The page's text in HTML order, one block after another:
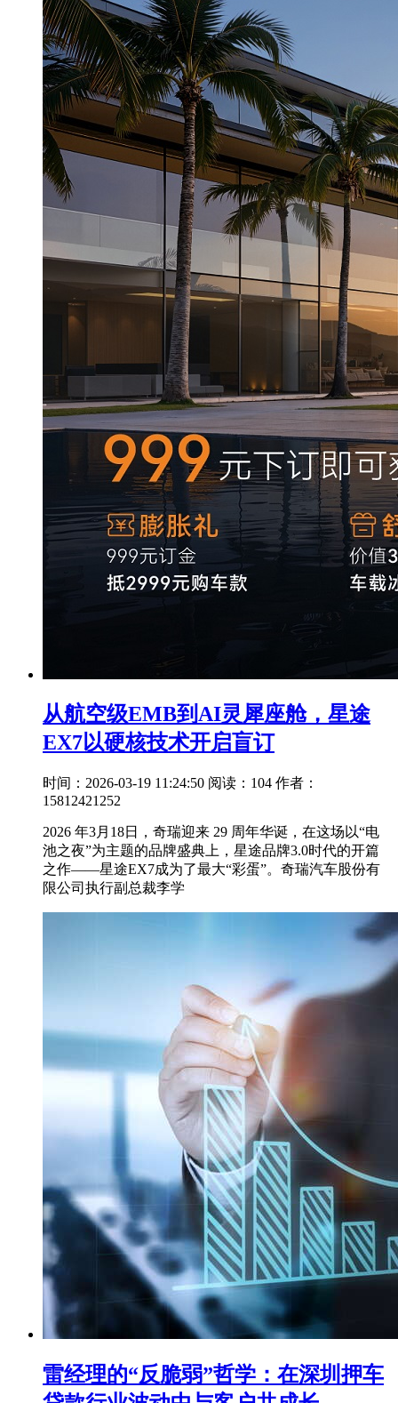
从航空级EMB到AI灵犀座舱，星途
EX7以硬核技术开启盲订
时间：2026-03-19 11:24:50 阅读：104 作者：
15812421252
2026 年3月18日，奇瑞迎来 29 周年华诞，在这场以“电
池之夜”为主题的品牌盛典上，星途品牌3.0时代的开篇
之作——星途EX7成为了最大“彩蛋”。奇瑞汽车股份有
限公司执行副总裁李学
雷经理的“反脆弱”哲学：在深圳押车